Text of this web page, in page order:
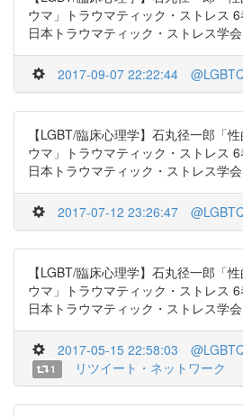
ウマ」トラウマティック・ストレス
日本トラウマティック・ストレス学
2017-09-07 22:22:44
【LGBT/臨床心理学】石丸径一郎「
ウマ」トラウマティック・ストレス
日本トラウマティック・ストレス学
2017-07-12 23:26:47
【LGBT/臨床心理学】石丸径一郎「
ウマ」トラウマティック・ストレス
日本トラウマティック・ストレス学
2017-05-15 22:58:03
1 リツイート・ネットワーク